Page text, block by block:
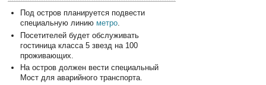
Под остров планируется подвести
специальную линию метро.
Посетителей будет обслуживать
гостиница класса 5 звезд на 100
проживающих.
На остров должен вести специальный
Мост для аварийного транспорта.